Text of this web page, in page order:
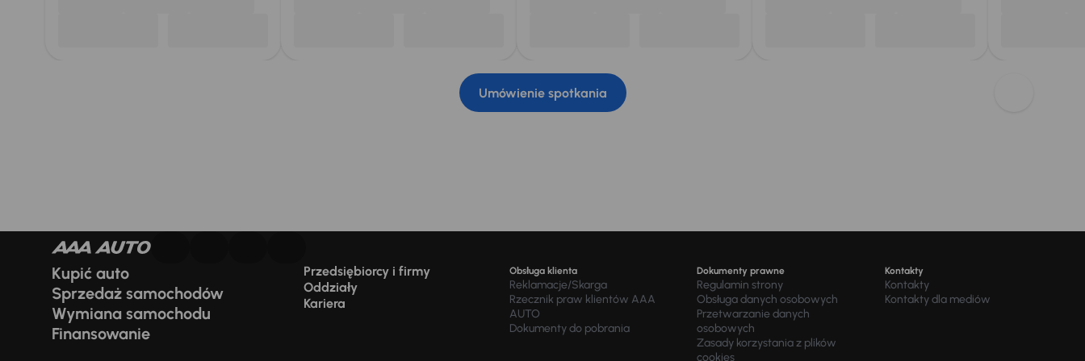
Umówienie spotkania
Kupić auto
Sprzedaż samochodów
Wymiana samochodu
Finansowanie
Przedsiębiorcy i firmy
Oddziały
Kariera
Obsługa klienta
Reklamacje/Skarga
Rzecznik praw klientów AAA
AUTO
Dokumenty do pobrania
Dokumenty prawne
Regulamin strony
Obsługa danych osobowych
Przetwarzanie danych
osobowych
Zasady korzystania z plików
cookies
Kontakty
Kontakty
Kontakty dla mediów